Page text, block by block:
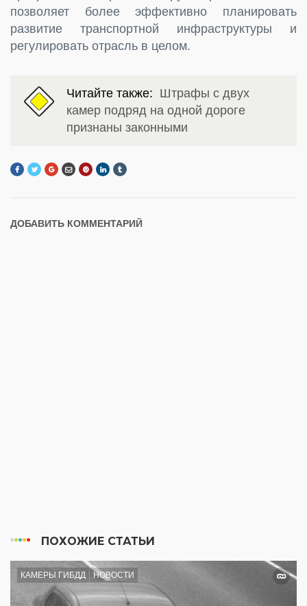
позволяет более эффективно планировать
развитие транспортной инфраструктуры и
регулировать отрасль в целом.
Читайте также: Штрафы с двух
камер подряд на одной дороге
признаны законными
ДОБАВИТЬ КОММЕНТАРИЙ
ПОХОЖИЕ СТАТЬИ
КАМЕРЫ ГИБДД НОВОСТИ